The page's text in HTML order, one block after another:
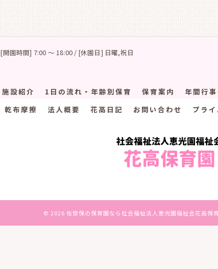
[開園時間] 7:00 ～ 18:00 / [休園日] 日曜,祝日
施設紹介 1日の流れ・年齢別保育 保育案内 年間行
乾布摩擦
法人概要 花高日記 お問い合わせ プラ
© 2026 佐世保の保育園なら社会福祉法人恵光園福祉会花高保育